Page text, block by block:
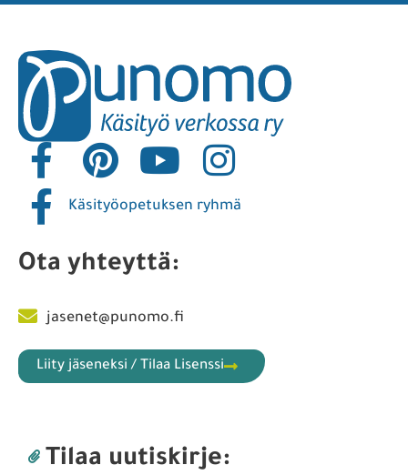
Käsityöopetuksen ryhmä
Ota yhteyttä:
jasenet@punomo.fi
Liity jäseneksi / Tilaa Lisenssi
Tilaa uutiskirje: